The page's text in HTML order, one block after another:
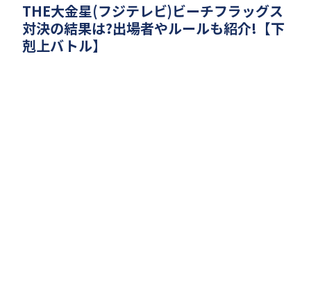
THE大金星(フジテレビ)ビーチフラッグス
対決の結果は?出場者やルールも紹介!【下
剋上バトル】